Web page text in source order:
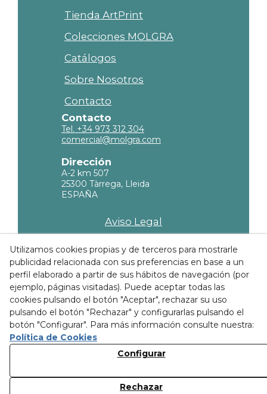
Tienda ArtPrint
Colecciones MOLGRA
Catálogos
Sobre Nosotros
Contacto
Contacto
Tel. +34 973 312 304
comercial@molgra.com
Dirección
A-2 km 507
25300 Tàrrega, Lleida
ESPAÑA
Aviso Legal
Política de Cookies
Condiciones de compra
Canal ético
Descubre nuestras
instalaciones
Utilizamos cookies propias y de terceros para mostrarle
publicidad relacionada con sus preferencias en base a un
perfil elaborado a partir de sus hábitos de navegación (por
ejemplo, páginas visitadas). Puede aceptar todas las
cookies pulsando el botón "Aceptar", rechazar su uso
pulsando el botón "Rechazar" y configurarlas pulsando el
botón "Configurar". Para más información consulte nuestra:
Política de Cookies
Configurar
Rechazar